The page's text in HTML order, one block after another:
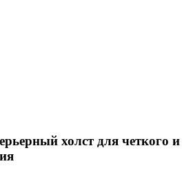
холст для четкого и